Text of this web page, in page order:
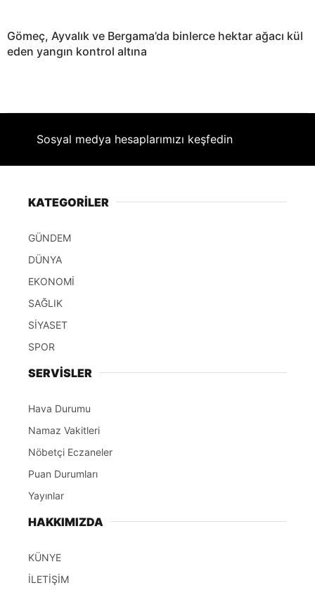
Gömeç, Ayvalık ve Bergama’da binlerce hektar ağacı kül
eden yangın kontrol altına
Sosyal medya hesaplarımızı keşfedin
KATEGORİLER
GÜNDEM
DÜNYA
EKONOMİ
SAĞLIK
SİYASET
SPOR
SERVİSLER
Hava Durumu
Namaz Vakitleri
Nöbetçi Eczaneler
Puan Durumları
Yayınlar
HAKKIMIZDA
KÜNYE
İLETİŞİM